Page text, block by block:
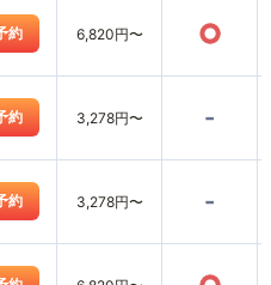
約 6,820円〜 ○
約 3,278円〜 -
約 3,278円〜 -